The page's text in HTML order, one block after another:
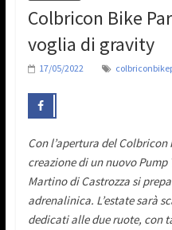
Colbricon Bike
voglia di gravity
17/05/2022
Con l’apertura del Colbricon
creazione di un nuovo Pump
Martino di Castrozza si
adrenalinica. L’estate sarà
dedicati alle due ruote, con